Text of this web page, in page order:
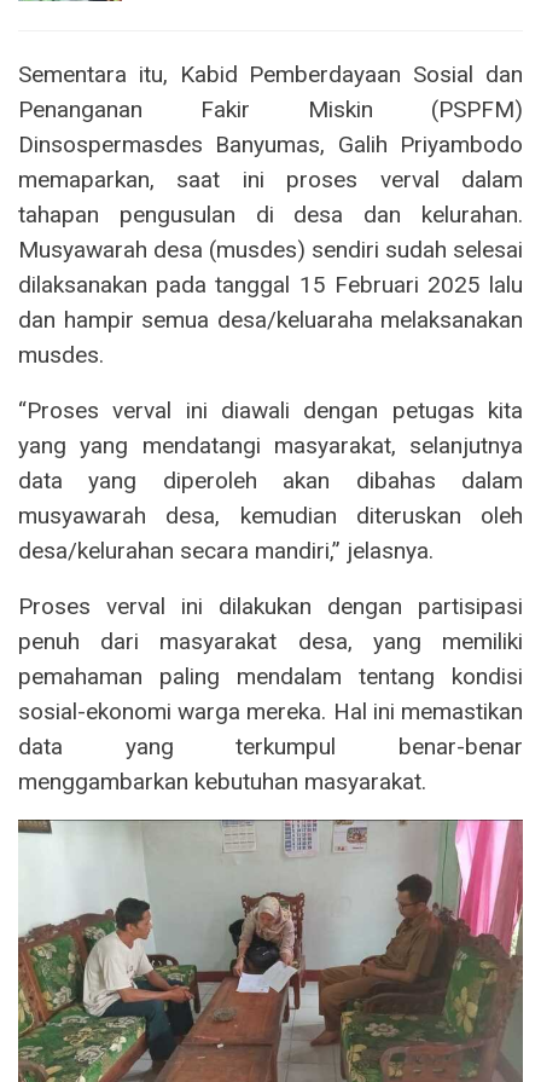
Sementara itu, Kabid Pemberdayaan Sosial dan
Penanganan Fakir Miskin (PSPFM)
Dinsospermasdes Banyumas, Galih Priyambodo
memaparkan, saat ini proses verval dalam
tahapan pengusulan di desa dan kelurahan.
Musyawarah desa (musdes) sendiri sudah selesai
dilaksanakan pada tanggal 15 Februari 2025 lalu
dan hampir semua desa/keluaraha melaksanakan
musdes.
“Proses verval ini diawali dengan petugas kita
yang yang mendatangi masyarakat, selanjutnya
data yang diperoleh akan dibahas dalam
musyawarah desa, kemudian diteruskan oleh
desa/kelurahan secara mandiri,” jelasnya.
Proses verval ini dilakukan dengan partisipasi
penuh dari masyarakat desa, yang memiliki
pemahaman paling mendalam tentang kondisi
sosial-ekonomi warga mereka. Hal ini memastikan
data yang terkumpul benar-benar
menggambarkan kebutuhan masyarakat.